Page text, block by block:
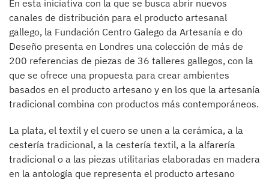
En esta iniciativa con la que se busca abrir nuevos
canales de distribución para el producto artesanal
gallego, la Fundación Centro Galego da Artesanía e do
Deseño presenta en Londres una colección de más de
200 referencias de piezas de 36 talleres gallegos, con la
que se ofrece una propuesta para crear ambientes
basados en el producto artesano y en los que la artesanía
tradicional combina con productos más contemporáneos.
La plata, el textil y el cuero se unen a la cerámica, a la
cestería tradicional, a la cestería textil, a la alfarería
tradicional o a las piezas utilitarias elaboradas en madera
en la antología que representa el producto artesano